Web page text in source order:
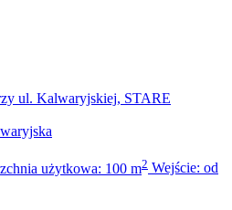
ul. Kalwaryjskiej, STARE
użytkowa: 100 m2 Wejście: od